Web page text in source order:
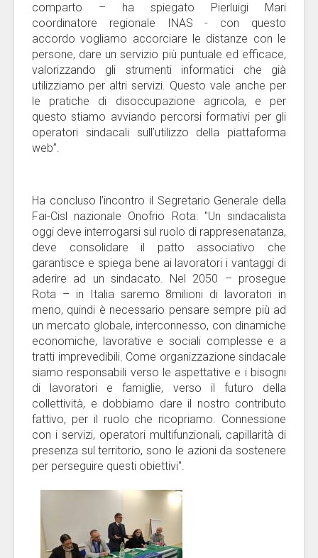
comparto – ha spiegato Pierluigi Mari
coordinatore regionale INAS - con questo
accordo vogliamo accorciare le distanze con le
persone, dare un servizio più puntuale ed efficace,
valorizzando gli strumenti informatici che già
utilizziamo per altri servizi. Questo vale anche per
le pratiche di disoccupazione agricola, e per
questo stiamo avviando percorsi formativi per gli
operatori sindacali sull’utilizzo della piattaforma
web”.
Ha concluso l’incontro il Segretario Generale della
Fai-Cisl nazionale Onofrio Rota: "Un sindacalista
oggi deve interrogarsi sul ruolo di rappresenatanza,
deve consolidare il patto associativo che
garantisce e spiega bene ai lavoratori i vantaggi di
aderire ad un sindacato. Nel 2050 – prosegue
Rota – in Italia saremo 8milioni di lavoratori in
meno, quindi è necessario pensare sempre più ad
un mercato globale, interconnesso, con dinamiche
economiche, lavorative e sociali complesse e a
tratti imprevedibili. Come organizzazione sindacale
siamo responsabili verso le aspettative e i bisogni
di lavoratori e famiglie, verso il futuro della
collettività, e dobbiamo dare il nostro contributo
fattivo, per il ruolo che ricopriamo. Connessione
con i servizi, operatori multifunzionali, capillarità di
presenza sul territorio, sono le azioni da sostenere
per perseguire questi obiettivi".